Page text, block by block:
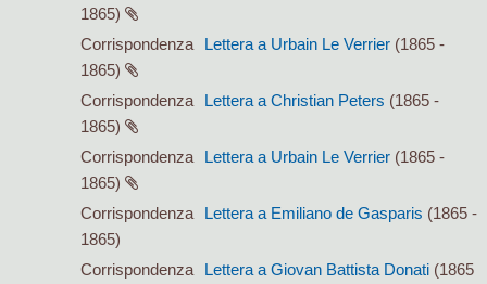
1865)
Corrispondenza
Lettera a Urbain Le Verrier (1865 -
1865)
Corrispondenza
Lettera a Christian Peters (1865 -
1865)
Corrispondenza
Lettera a Urbain Le Verrier (1865 -
1865)
Corrispondenza
Lettera a Emiliano de Gasparis (1865 -
1865)
Corrispondenza
Lettera a Giovan Battista Donati (1865